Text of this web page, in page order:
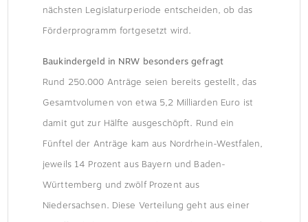
nächsten Legislaturperiode entscheiden, ob das
Förderprogramm fortgesetzt wird.
Baukindergeld in NRW besonders gefragt
Rund 250.000 Anträge seien bereits gestellt, das
Gesamtvolumen von etwa 5,2 Milliarden Euro ist
damit gut zur Hälfte ausgeschöpft. Rund ein
Fünftel der Anträge kam aus Nordrhein-Westfalen,
jeweils 14 Prozent aus Bayern und Baden-
Württemberg und zwölf Prozent aus
Niedersachsen. Diese Verteilung geht aus einer